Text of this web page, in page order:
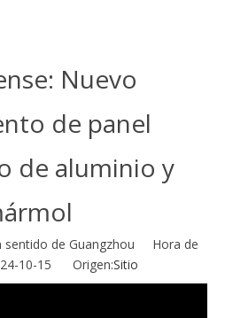
Nuevo
de panel
de aluminio y
de Guangzhou Hora de
10-15 Origen:Sitio